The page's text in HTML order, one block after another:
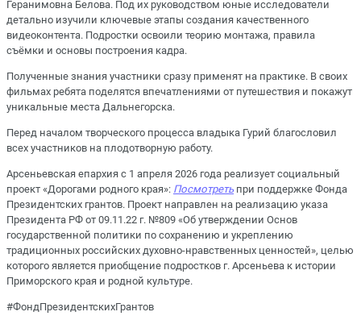
Геранимовна Белова. Под их руководством юные исследователи
детально изучили ключевые этапы создания качественного
видеоконтента. Подростки освоили теорию монтажа, правила
съёмки и основы построения кадра.
Полученные знания участники сразу применят на практике. В своих
фильмах ребята поделятся впечатлениями от путешествия и покажут
уникальные места Дальнегорска.
Перед началом творческого процесса владыка Гурий благословил
всех участников на плодотворную работу.
Арсеньевская епархия с 1 апреля 2026 года реализует социальный
проект «Дорогами родного края»: Посмотреть при поддержке Фонда
Президентских грантов. Проект направлен на реализацию указа
Президента РФ от 09.11.22 г. №809 «Об утверждении Основ
государственной политики по сохранению и укреплению
традиционных российских духовно-нравственных ценностей», целью
которого является приобщение подростков г. Арсеньева к истории
Приморского края и родной культуре.
#ФондПрезидентскихГрантов